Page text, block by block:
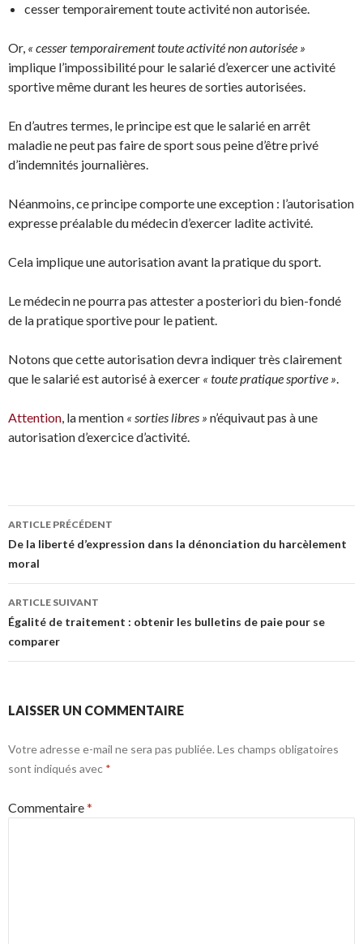
cesser temporairement toute activité non autorisée.
Or, « cesser temporairement toute activité non autorisée »
implique l’impossibilité pour le salarié d’exercer une activité
sportive même durant les heures de sorties autorisées.
En d’autres termes, le principe est que le salarié en arrêt
maladie ne peut pas faire de sport sous peine d’être privé
d’indemnités journalières.
Néanmoins, ce principe comporte une exception : l’autorisation
expresse préalable du médecin d’exercer ladite activité.
Cela implique une autorisation avant la pratique du sport.
Le médecin ne pourra pas attester a posteriori du bien-fondé
de la pratique sportive pour le patient.
Notons que cette autorisation devra indiquer très clairement
que le salarié est autorisé à exercer « toute pratique sportive ».
Attention, la mention « sorties libres » n’équivaut pas à une
autorisation d’exercice d’activité.
Navigation
des
articles
ARTICLE PRÉCÉDENT
De la liberté d’expression dans la dénonciation du harcèlement
moral
ARTICLE SUIVANT
Égalité de traitement : obtenir les bulletins de paie pour se
comparer
LAISSER UN COMMENTAIRE
Votre adresse e-mail ne sera pas publiée. Les champs obligatoires
sont indiqués avec *
Commentaire*